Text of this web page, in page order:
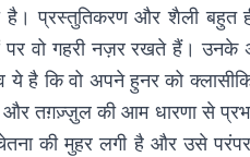
प्रस्तुतिकरण और शैली बहुत
वो गहरी नज़र रखते हैं।
ये है कि वो अपने हुनर को
की आम धारणा से
की मुहर लगी है और उसे